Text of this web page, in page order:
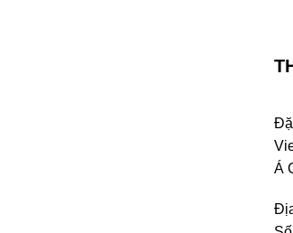
Á